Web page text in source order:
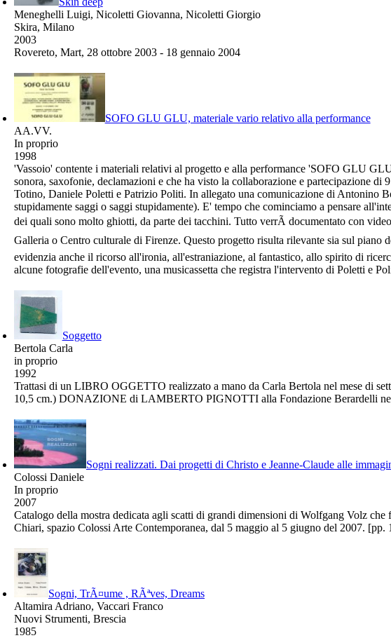
Meneghelli Luigi, Nicoletti Giovanna, Nicoletti Giorgio
Skira, Milano
2003
Rovereto, Mart, 28 ottobre 2003 - 18 gennaio 2004
SOFO GLU GLU, materiale vario relativo alla performance
AA.VV.
In proprio
1998
'Vassoio' contente i materiali relativi al progetto e alla performance 'SOFO GLU
sonora, saxofonie, declamazioni e che ha visto la collaborazione e partecipazione
Totino, Daniele Poletti e Patrizio Politi. In allegato una comunicazione di
stupidamente saggi o saggi stupidamente). E' tempo che cominciamo a pensare
dei quali sono molto ghiotti, da parte dei tacchini. Tutto verrÃ documentato con
Galleria o Centro culturale di Firenze. Questo progetto risulta rilevante sia sul piano
evidenzia anche il ricorso all'ironia, all'estraniazione, al fantastico, allo spirito di
alcune fotografie dell'evento, una musicassetta che registra l'intervento di Poletti
Soggetto
Bertola Carla
in proprio
1992
Trattasi di un LIBRO OGGETTO realizzato a mano da Carla Bertola nel mese di
10,5 cm.) DONAZIONE di LAMBERTO PIGNOTTI alla Fondazione Berardelli
Sogni realizzati. Dai progetti di Christo e Jeanne-Claude alle
Colossi Daniele
In proprio
2007
Catalogo della mostra dedicata agli scatti di grandi dimensioni di Wolfgang Volz
Chiari, spazio Colossi Arte Contemporanea, dal 5 maggio al 5 giugno del 2007. [pp.
Sogni, TrÃ¤ume , RÃªves, Dreams
Altamira Adriano, Vaccari Franco
Nuovi Strumenti, Brescia
1985